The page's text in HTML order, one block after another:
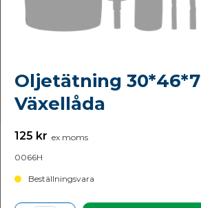
Oljetätning 30*46*7
Växellåda
125 kr ex moms
0066H
Beställningsvara